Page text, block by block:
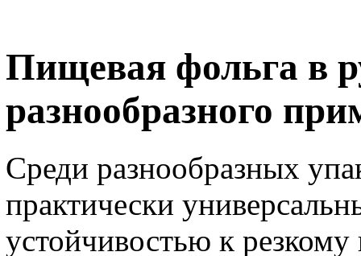
Пищевая фольга в
разнообразного
Среди разнообразных
практически
устойчивостью к резкому